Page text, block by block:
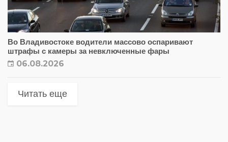
Во Владивостоке водители массово оспаривают
штрафы с камеры за невключенные фары
06.08.2026
Читать еще